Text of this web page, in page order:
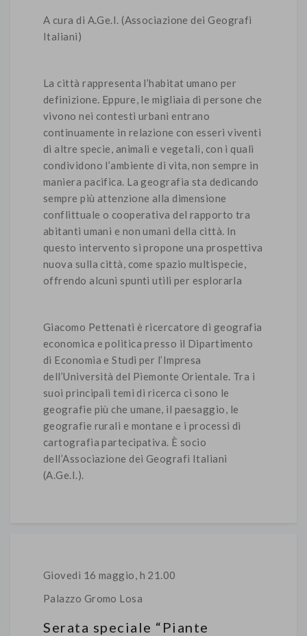
A cura di A.Ge.I. (Associazione dei Geografi
Italiani)
La città rappresenta l’habitat umano per
definizione. Eppure, le migliaia di persone che
vivono nei contesti urbani entrano
continuamente in relazione con esseri viventi
di altre specie, animali e vegetali, con i quali
condividono l’ambiente di vita, non sempre in
maniera pacifica. La geografia sta dedicando
sempre più attenzione alla dimensione
conflittuale o cooperativa del rapporto tra
abitanti umani e non umani della città. In
questo intervento si propone una prospettiva
nuova sulla città, come spazio multispecie,
offrendo alcuni spunti utili per esplorarla
Giacomo Pettenati è ricercatore di geografia
economica e politica presso il Dipartimento
di Economia e Studi per l’Impresa
dell’Università del Piemonte Orientale. Tra i
suoi principali temi di ricerca ci sono le
geografie più che umane, il paesaggio, le
geografie rurali e montane e i processi di
cartografia partecipativa. È socio
dell’Associazione dei Geografi Italiani
(A.Ge.I.).
Giovedì 16 maggio, h 21.00
Palazzo Gromo Losa
Serata speciale “Piante